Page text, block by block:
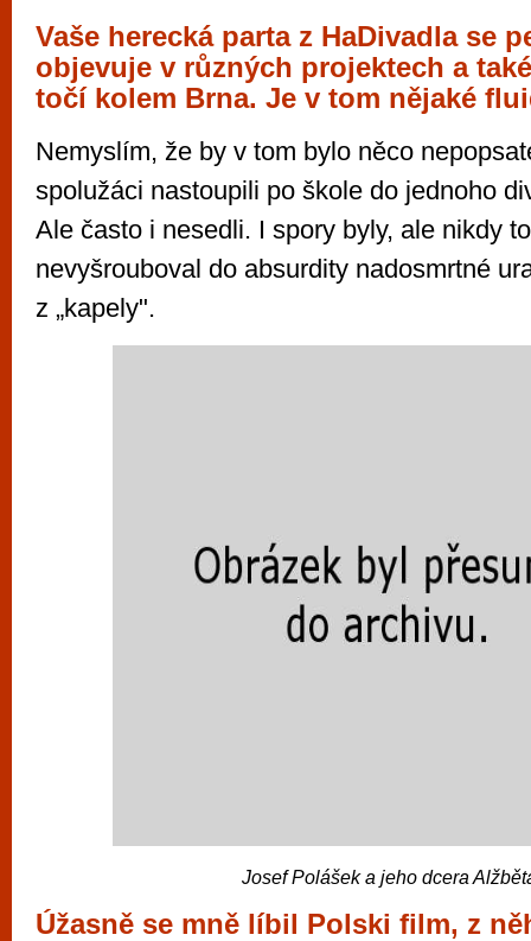
Vaše herecká parta z HaDivadla se
objevuje v různých projektech a
točí kolem Brna. Je v tom nějaké
Nemyslím, že by v tom bylo něco
spolužáci nastoupili po škole do jednoho
Ale často i nesedli. I spory byly, ale nikdy
nevyšrouboval do absurdity nadosmrtné
z „kapely".
Josef Polášek a jeho dcera
Úžasně se mně líbil Polski film, z